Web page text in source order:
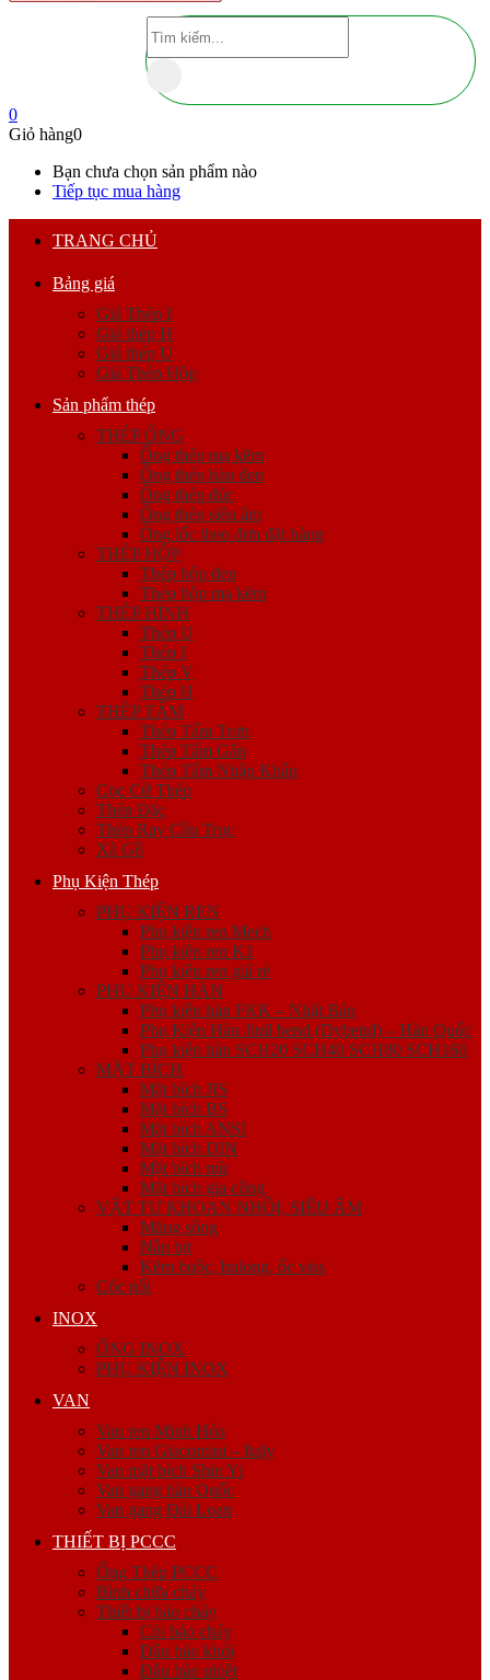
0
Giỏ hàng0
Bạn chưa chọn sản phẩm nào
Tiếp tục mua hàng
TRANG CHỦ
Bảng giá
Giá Thép I
Giá thép H
Giá thép U
Giá Thép Hộp
Sản phẩm thép
THÉP ỐNG
Ống thép mạ kẽm
Ống thép hàn đen
Ống thép đúc
Ống thép siêu âm
Ống lốc theo đơn đặt hàng
THÉP HỘP
Thép hộp đen
Thép hộp mạ kẽm
THÉP HÌNH
Thép U
Thép I
Thép V
Thép H
THÉP TẤM
Thép Tấm Trơn
Thép Tấm Gân
Thép Tấm Nhập Khẩu
Cọc Cừ Thép
Thép Đặc
Thép Ray Cầu Trục
Xà Gồ
Phụ Kiện Thép
PHỤ KIỆN REN
Phụ kiện ren Mech
Phụ kiện ren K1
Phụ kiện ren giá rẻ
PHỤ KIỆN HÀN
Phụ kiện hàn FKK – Nhật Bản
Phụ Kiện Hàn Jinil bend (Dybend) – Hàn Quốc
Phụ kiện hàn SCH20 SCH40 SCH80 SCH160
MẶT BÍCH
Mặt bích JIS
Mặt bích BS
Mặt bích ANSI
Mặt bích DIN
Mặt bích mù
Mặt bích gia công
VẬT TƯ KHOAN NHỒI, SIÊU ÂM
Măng sông
Nắp bịt
Kẽm buộc, bulong, ốc viss
Cóc nối
INOX
ỐNG INOX
PHỤ KIỆN INOX
VAN
Van ren Minh Hòa
Van ren Giacomini – Italy
Van mặt bích Shin Yi
Van gang hàn Quốc
Van gang Đài Loan
THIẾT BỊ PCCC
Ống Thép PCCC
Bình chữa cháy
Thiết bị báo cháy
Còi báo cháy
Đầu báo khói
Đầu báo nhiệt